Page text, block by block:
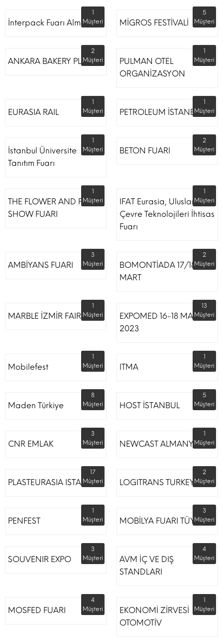
İnterpack Fuarı Almanya
1
Müşteri
MİGROS FESTİVALİ
5
Müşteri
ANKARA BAKERY PLUS
2
Müşteri
PULMAN OTEL
ORGANİZASYON
1
Müşteri
EURASIA RAIL
1
Müşteri
PETROLEUM İSTANBUL
1
Müşteri
İstanbul Üniversite
Tanıtım Fuarı
1
Müşteri
BETON FUARI
2
Müşteri
THE FLOWER AND PLANT
SHOW FUARI
1
Müşteri
IFAT Eurasia, Uluslararası
Çevre Teknolojileri İhtisas
Fuarı
1
Müşteri
AMBİYANS FUARI
3
Müşteri
BOMONTİADA 17/18
MART
2
Müşteri
MARBLE İZMİR FAIR
1
Müşteri
EXPOMED 16-18 MART
2023
13
Müşteri
Mobilefest
1
Müşteri
ITMA
1
Müşteri
Maden Türkiye
8
Müşteri
HOST İSTANBUL
5
Müşteri
CNR EMLAK
3
Müşteri
NEWCAST ALMANYA
1
Müşteri
PLASTEURASIA ISTANBUL
17
Müşteri
LOGITRANS TURKEY
2
Müşteri
PENFEST
1
Müşteri
MOBİLYA FUARI TÜYAP
3
Müşteri
SOUVENIR EXPO
3
Müşteri
AVM İÇ VE DIŞ
STANDLARI
4
Müşteri
MOSFED FUARI
4
Müşteri
EKONOMİ ZİRVESİ
OTOMOTİV
1
Müşteri